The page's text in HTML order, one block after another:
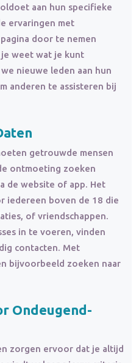
aan hun specifieke
ervaringen met
door te nemen
weet wat je kunt
nieuwe leden aan hun
anderen te assisteren bij
getrouwde mensen
ontmoeting zoeken
de website of app. Het
iedereen boven de 18 die
of vriendschappen.
in te voeren, vinden
contacten. Met
bijvoorbeeld zoeken naar
Ondeugend-
zorgen ervoor dat je altijd